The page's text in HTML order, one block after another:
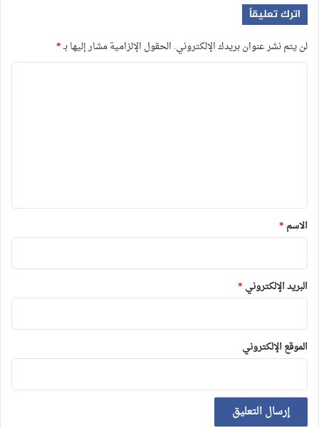
اترك تعليقاً
لن يتم نشر عنوان بريدك الإلكتروني. الحقول الإلزامية مشار إليها بـ*
*
الاسم *
البريد الإلكتروني *
الموقع الإلكتروني